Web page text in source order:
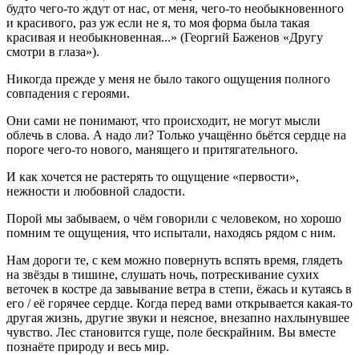
будто чего-то ждут от нас, от меня, чего-то необыкновенного
и красивого, раз уж если не я, то моя форма была такая
красивая и необыкновенная...» (Георгий Баженов «Другу
смотри в глаза»).
Никогда прежде у меня не было такого ощущения полного
совпадения с героями.
Они сами не понимают, что происходит, не могут мысли
облечь в слова. А надо ли? Только учащённо бьётся сердце на
пороге чего-то нового, манящего и притягательного.
И как хочется не растерять то ощущение «первости»,
нежности и любовной сладости.
Порой мы забываем, о чём говорили с человеком, но хорошо
помним те ощущения, что испытали, находясь рядом с ним.
Нам дороги те, с кем можно повернуть вспять время, глядеть
на звёзды в тишине, слушать ночь, потрескивание сухих
веточек в костре да завывание ветра в степи, ёжась и кутаясь в
его / её горячее сердце. Когда перед вами открывается какая-то
другая жизнь, другие звуки и неясное, внезапно нахлынувшее
чувство. Лес становится гуще, поле бескрайним. Вы вместе
познаёте природу и весь мир.